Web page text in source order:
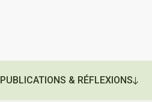
PUBLICATIONS & RÉFLEXIONS